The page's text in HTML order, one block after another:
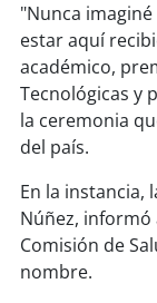
soy
soychillán
soysancarlos
soy
"Nunca
estar aquí
académico,
Tecnológicas y
la ceremonia
del país.
En la instancia,
Núñez, informó
Comisión de
nombre.